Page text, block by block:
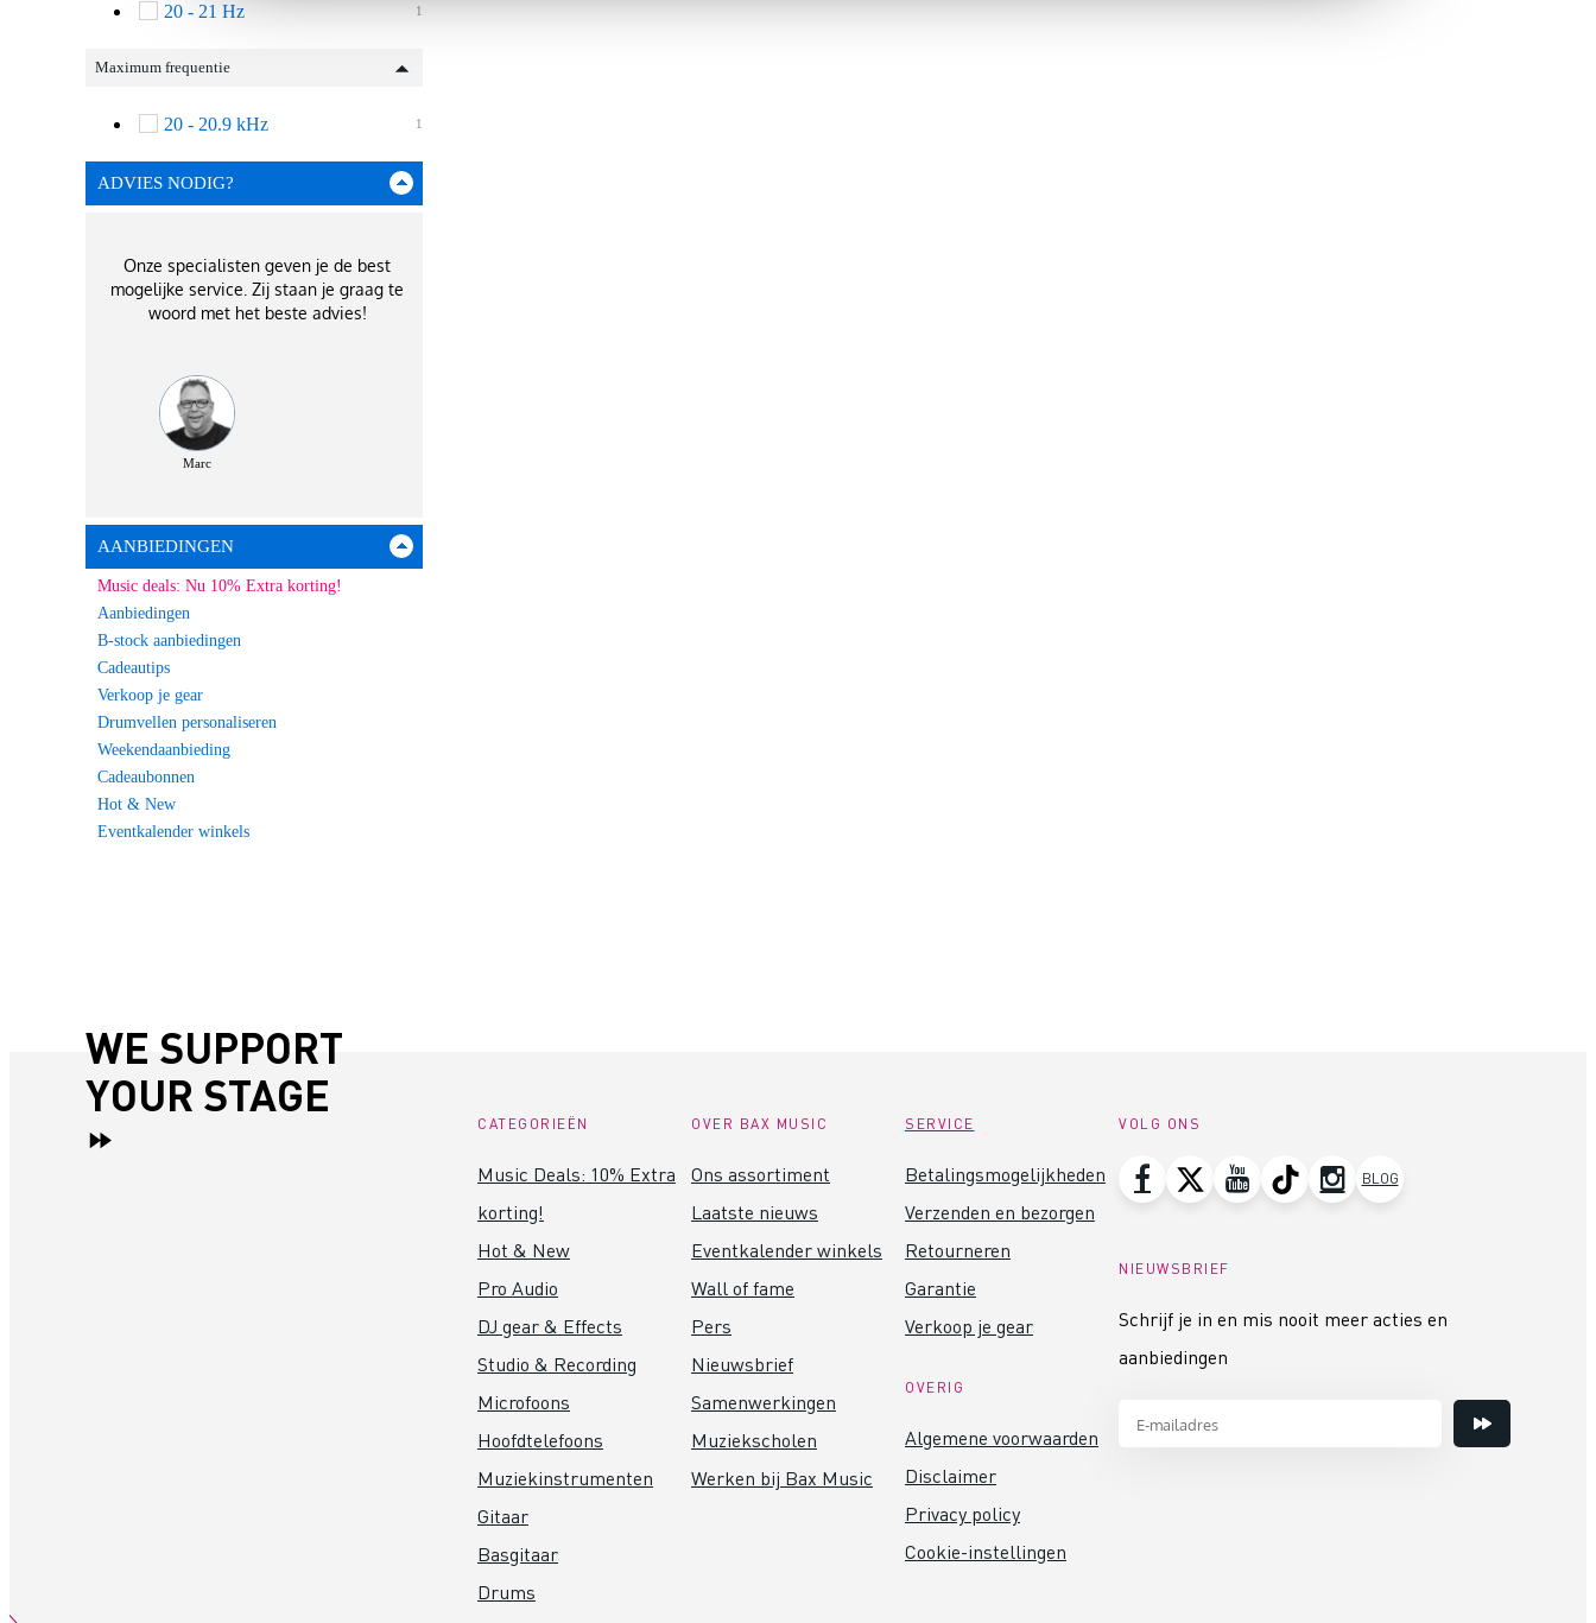
1
20 - 21 Hz
Maximum frequentie
1
20 - 20.9 kHz
ADVIES NODIG?
Onze specialisten geven je de best
mogelijke service. Zij staan je graag te
woord met het beste advies!
Marc
AANBIEDINGEN
Music deals: Nu 10% Extra korting!
Aanbiedingen
B-stock aanbiedingen
Cadeautips
Verkoop je gear
Drumvellen personaliseren
Weekendaanbieding
Cadeaubonnen
Hot & New
Eventkalender winkels
WE SUPPORT
YOUR STAGE
CATEGORIEËN
Music Deals: 10% Extra
korting!
Hot & New
Pro Audio
DJ gear & Effects
Studio & Recording
Microfoons
Hoofdtelefoons
Muziekinstrumenten
Gitaar
Basgitaar
Drums
OVER BAX MUSIC
Ons assortiment
Laatste nieuws
Eventkalender winkels
Wall of fame
Pers
Nieuwsbrief
Samenwerkingen
Muziekscholen
Werken bij Bax Music
SERVICE
Betalingsmogelijkheden
Verzenden en bezorgen
Retourneren
Garantie
Verkoop je gear
OVERIG
Algemene voorwaarden
Disclaimer
Privacy policy
Cookie-instellingen
VOLG ONS
BLOG
NIEUWSBRIEF
Schrijf je in en mis nooit meer acties en
aanbiedingen